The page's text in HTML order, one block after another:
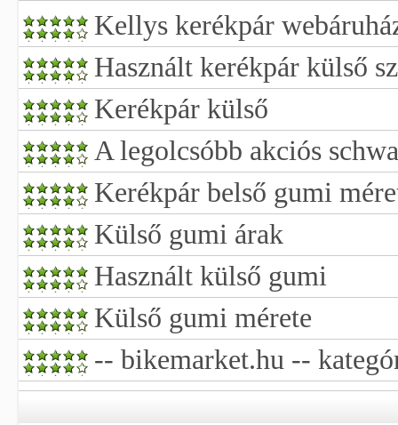
Kellys kerékpár
Használt kerékpár külső
Kerékpár külső
A legolcsóbb akciós
Kerékpár belső gumi
Külső gumi árak
Használt külső gumi
Külső gumi mérete
-- bikemarket.hu --